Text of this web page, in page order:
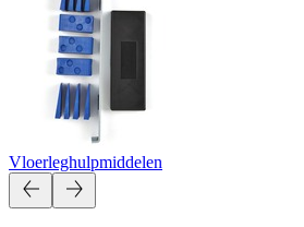
Vloerleghulpmiddelen